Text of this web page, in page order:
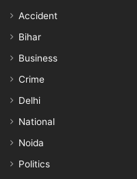
Accident
Bihar
Business
Crime
Delhi
National
Noida
Politics